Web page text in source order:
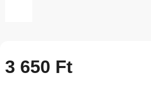
3 650 Ft